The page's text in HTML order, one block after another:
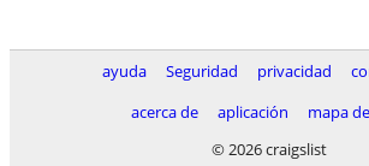
ayuda Seguridad privacidad
acerca de
aplicación
mapa
© 2026 craigslist